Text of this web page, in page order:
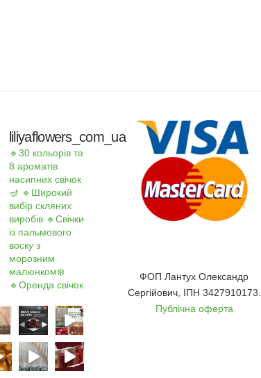
liliyaflowers_com_ua
🔹30 кольорів та
8 ароматів
насипних свічок
🪔 🔹Широкий
вибір скляних
виробів🔹Свічки
із пальмового
воску з
морозним
малюнком❄️
🔹Оренда свічок
ФОП Лантух Олександр
Сергійович, ІПН 3427910173.
Публічна оферта